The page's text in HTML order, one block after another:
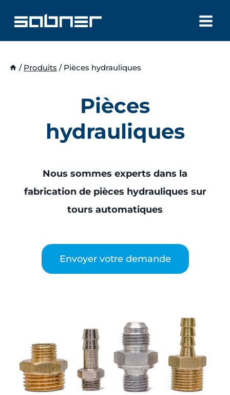
contenu
/ Produits / Pièces hydrauliques
Pièces
hydrauliques
Nous sommes experts dans la
fabrication de pièces hydrauliques sur
tours automatiques
Envoyer votre demande